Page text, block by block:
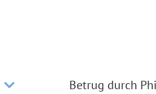
Betrug durch